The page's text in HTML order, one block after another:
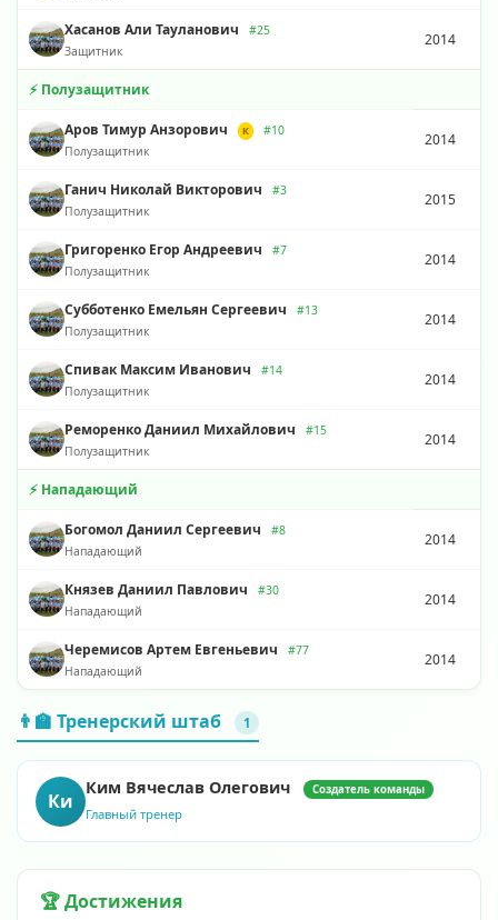
Хасанов Али Тауланович
#25
Защитник
2014
⚡ Полузащитник
Аров Тимур Анзорович К
#10
Полузащитник
2014
Ганич Николай Викторович
#3
Полузащитник
2015
Григоренко Егор Андреевич
#7
Полузащитник
2014
Субботенко Емельян Сергеевич
#13
Полузащитник
2014
Спивак Максим Иванович
#14
Полузащитник
2014
Реморенко Даниил Михайлович
#15
Полузащитник
2014
⚡ Нападающий
Богомол Даниил Сергеевич
#8
Нападающий
2014
Князев Даниил Павлович
#30
Нападающий
2014
Черемисов Артем Евгеньевич
#77
Нападающий
2014
👨‍🏫 Тренерский штаб 1
Ки
Ким Вячеслав Олегович Создатель команды
Главный тренер
🏆 Достижения